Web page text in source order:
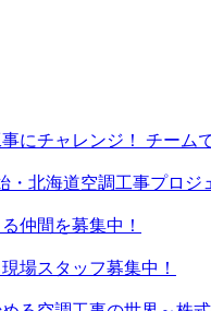
にチャレンジ！ チーム
・北海道空調工事プロ
仲間を募集中！
場スタッフ募集中！